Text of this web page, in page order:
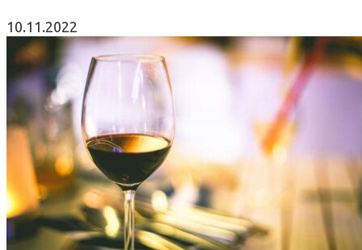
10.11.2022